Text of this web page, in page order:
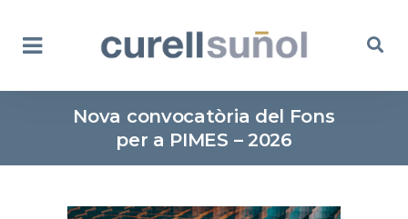
Nova convocatòria del Fons
per a PIMES – 2026